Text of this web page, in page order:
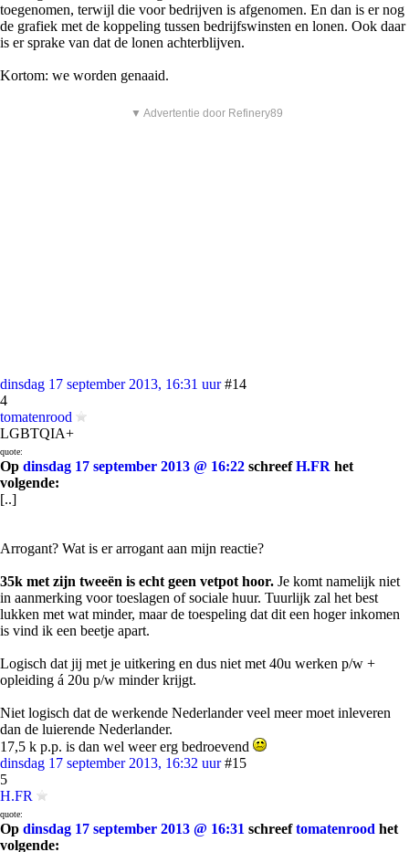
toegenomen, terwijl die voor bedrijven is afgenomen. En dan is er nog
de grafiek met de koppeling tussen bedrijfswinsten en lonen. Ook daar
is er sprake van dat de lonen achterblijven.
Kortom: we worden genaaid.
▼ Advertentie door Refinery89
dinsdag 17 september 2013, 16:31 uur #14
4
tomatenrood
LGBTQIA+
quote:
Op dinsdag 17 september 2013 @ 16:22 schreefH.FR het
volgende:
[..]
Arrogant? Wat is er arrogant aan mijn reactie?
35k met zijn tweeën is echt geen vetpot hoor. Je komt namelijk niet
in aanmerking voor toeslagen of sociale huur. Tuurlijk zal het best
lukken met wat minder, maar de toespeling dat dit een hoger inkomen
is vind ik een beetje apart.
Logisch dat jij met je uitkering en dus niet met 40u werken p/w +
opleiding á 20u p/w minder krijgt.
Niet logisch dat de werkende Nederlander veel meer moet inleveren
dan de luierende Nederlander.
17,5 k p.p. is dan wel weer erg bedroevend
dinsdag 17 september 2013, 16:32 uur #15
5
H.FR
quote:
Op dinsdag 17 september 2013 @ 16:31 schreeftomatenrood het
volgende: